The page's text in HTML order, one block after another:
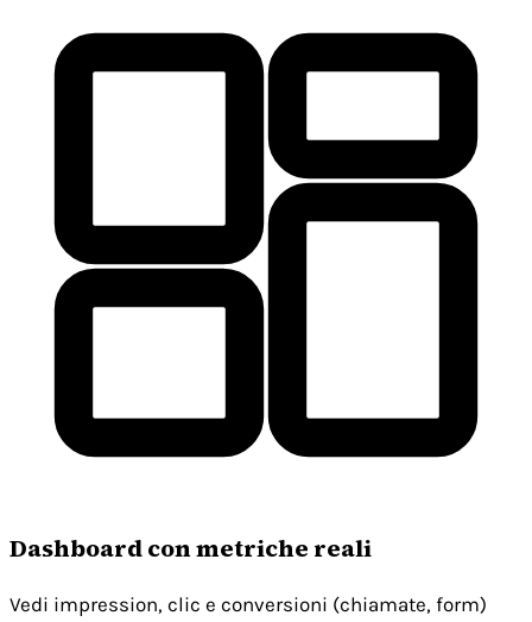
Dashboard con metriche reali
Vedi impression, clic e conversioni (chiamate, form)